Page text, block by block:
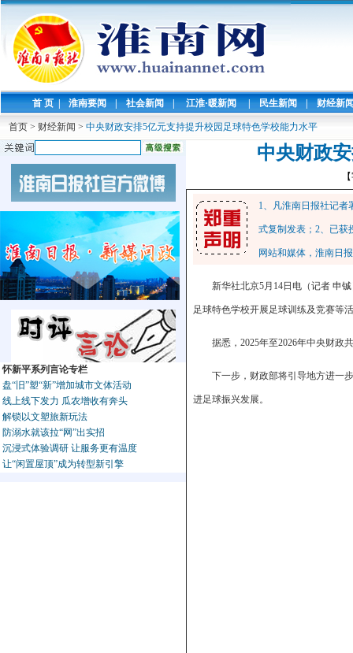
首 页 | 淮南要闻 | 社会新闻 | 江淮·暖新闻 | 民生新闻 | 财经新
首页 > 财经新闻 > 中央财政安排5亿元支持提升校园足球特色学校能力水平
怀新平系列言论专栏
盘“旧”塑“新”增加城市文体活动
线上线下发力 瓜农增收有奔头
解锁以文塑旅新玩法
防溺水就该拉“网”出实招
沉浸式体验调研 让服务更有温度
让“闲置屋顶”成为转型新引擎
中央财政
1、凡淮南日报社记
式复制发表；2、已获
网站和媒体，淮南日
新华社北京5月14日电（记者 申
足球特色学校开展足球训练及竞赛等
据悉，2025年至2026年中央财政
下一步，财政部将引导地方进一
进足球振兴发展。